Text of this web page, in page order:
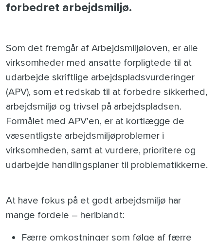
forbedret arbejdsmiljø.
Som det fremgår af Arbejdsmiljøloven, er alle
virksomheder med ansatte forpligtede til at
udarbejde skriftlige arbejdspladsvurderinger
(APV), som et redskab til at forbedre sikkerhed,
arbejdsmiljø og trivsel på arbejdspladsen.
Formålet med APV’en, er at kortlægge de
væsentligste arbejdsmiljøproblemer i
virksomheden, samt at vurdere, prioritere og
udarbejde handlingsplaner til problematikkerne.
At have fokus på et godt arbejdsmiljø har
mange fordele – heriblandt:
Færre omkostninger som følge af færre